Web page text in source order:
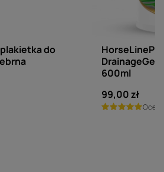
do
HORSELINE PRO
DrainageGel
600ml
99,00 zł
Ocena